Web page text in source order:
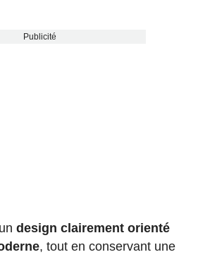
Publicité
design clairement orienté
, tout en conservant une